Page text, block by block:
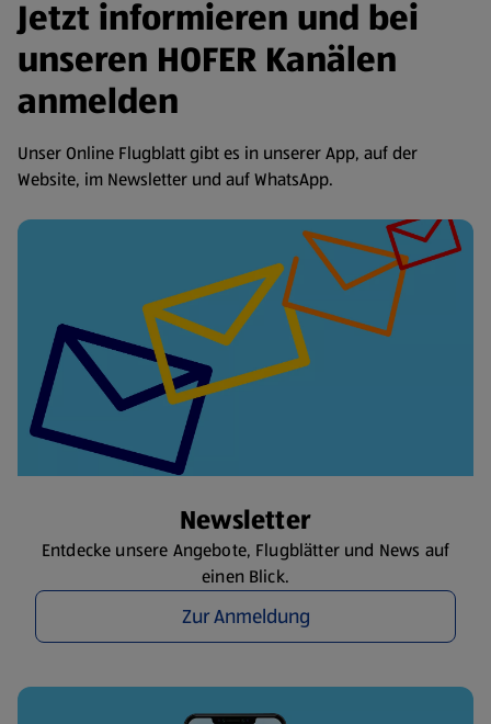
Jetzt informieren und bei
unseren HOFER Kanälen
anmelden
Unser Online Flugblatt gibt es in unserer App, auf der
Website, im Newsletter und auf WhatsApp.
Newsletter
Entdecke unsere Angebote, Flugblätter und News auf
einen Blick.
Zur Anmeldung